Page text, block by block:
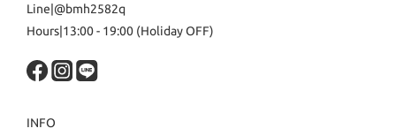
Line|@bmh2582q
Hours|13:00 - 19:00 (Holiday OFF)
INFO